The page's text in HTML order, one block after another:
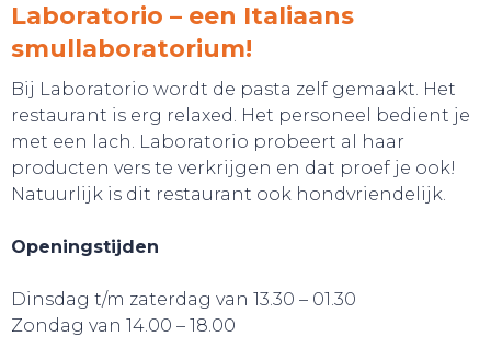
Laboratorio – een Italiaans
smullaboratorium!
Bij Laboratorio wordt de pasta zelf gemaakt. Het
restaurant is erg relaxed. Het personeel bedient je
met een lach. Laboratorio probeert al haar
producten vers te verkrijgen en dat proef je ook!
Natuurlijk is dit restaurant ook hondvriendelijk.
Openingstijden
Dinsdag t/m zaterdag van 13.30 – 01.30
Zondag van 14.00 – 18.00